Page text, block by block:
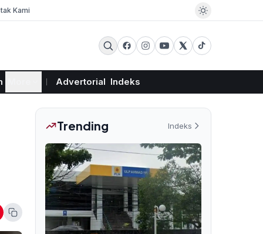
Kami
Advertorial Indeks
Trending Indeks